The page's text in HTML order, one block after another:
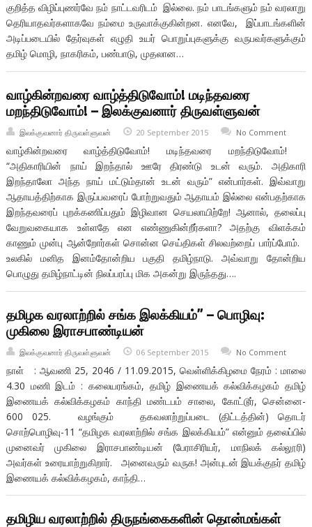
குறித்த விழிப்புணர்வே நம் நாட்டவரிடம் இல்லை. நம் பாடங்களும் நம் வரலாறு
தெரியாதவர்களாகவே நம்மை உருவாக்குகின்றன. எனவே, இப்பாடங்களின்
அடிப்படையில் தேர்வுகள் எழுதி உயர் பொறுப்புகளுக்கு வருபவர்களுக்கும்
தமிழ் மொழி, நாகரிகம், பண்பாடு, முதலான…
வாழ்கின்றவரை வாழ்த்திடுவோம்! மடிந்தவரை
மறந்திடுவோம்! – இலக்குவனார் திருவள்ளுவன்
இலக்குவனார் திருவள்ளுவன் 20 September 2015 No Comment
வாழ்கின்றவரை வாழ்த்திடுவோம்! மடிந்தவரை மறந்திடுவோம்!
“அதிகாரியின் நாய் இறந்தால் ஊரே திரண்டு உடன் வரும். அதிகாரி
இறந்தாலோ அந்த நாய் மட்டும்தான் உடன் வரும்” என்பார்கள். இவ்வாறு
ஆதாயத்திற்காக இருப்பவரைப் போற்றுவதும் ஆதாயம் இல்லை என்பதற்காக
இறந்தவரைப் புறக்கணிப்பதும் இழிவான செயலாயிற்றே! ஆனால், தலைப்பு
வேறுவகையாக உள்ளதே என எண்ணுகின்றீர்களா? அதற்கு விளக்கம்
காணும் முன்பு ஆன்றோர்கள் சொன்ன செய்திகள் சிலவற்றைப் பார்ப்போம்.
உலகில் மனித இனம்தோன்றிய பகுதி தமிழ்நாடு. அவ்வாறு தோன்றிய
பொழுது தமிழ்நாட்டின் நிலப்பரப்பு மிக அகன்று இருந்தது….
தமிழக வரலாற்றில் சங்க இலக்கியம்” – பொழிவு:
முகிலை இராசபாண்டியன்
இலக்குவனார் திருவள்ளுவன் 06 September 2015 No Comment
நாள் : ஆவணி 25, 2046 / 11.09.2015, வெள்ளிக்கிழமை நேரம் : மாலை
4.30 மணி இடம் : கலையரங்கம், தமிழ் இணையக் கல்விக்கழகம் தமிழ்
இணையக் கல்விக்கழகம் காந்தி மண்டபம் சாலை, கோட்டூர், சென்னை-
600 025. வழங்கும் தகவலாற்றுப்படை (திட்டத்தின்) தொடர்
சொற்பொழிவு-11 “தமிழக வரலாற்றில் சங்க இலக்கியம்” என்னும் தலைப்பில்
முனைவர் முகிலை இராசபாண்டியன் (பேராசிரியர், மாநிலக் கல்லூரி)
அவர்கள் உரையாற்றுகிறார். அனைவரும் வருக! அன்புடன் இயக்குநர் தமிழ்
இணையக் கல்விக்கழகம், காந்தி…
தமிழிய வரலாற்றில் திருநங்கைகளின் தொன்மங்கள்